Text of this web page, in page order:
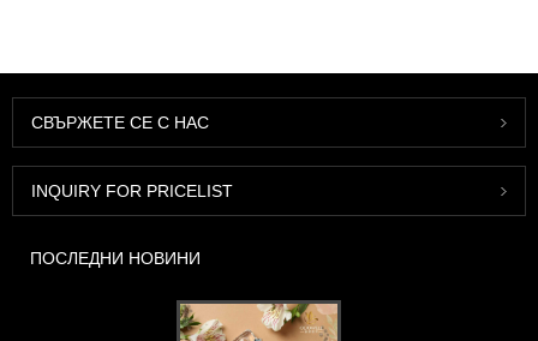
СВЪРЖЕТЕ СЕ С НАС
INQUIRY FOR PRICELIST
ПОСЛЕДНИ НОВИНИ